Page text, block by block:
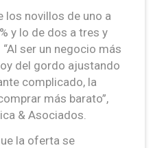
los novillos de uno a
y lo de dos a tres y
ser un negocio más
del gordo ajustando
complicado, la
más barato”,
& Asociados.
la oferta se